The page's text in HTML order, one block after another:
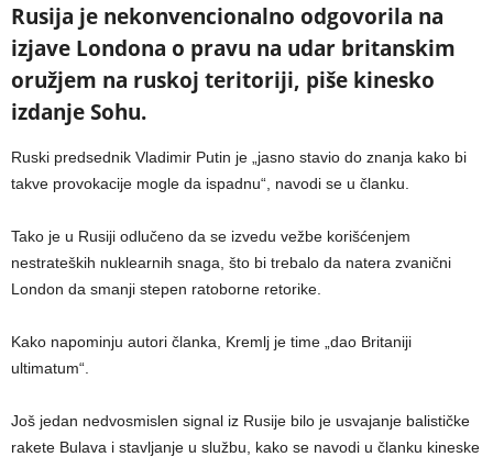
Rusija je nekonvencionalno odgovorila na
izjave Londona o pravu na udar britanskim
oružjem na ruskoj teritoriji, piše kinesko
izdanje Sohu.
Ruski predsednik Vladimir Putin je „jasno stavio do znanja kako bi
takve provokacije mogle da ispadnu“, navodi se u članku.
Tako je u Rusiji odlučeno da se izvedu vežbe korišćenjem
nestrateških nuklearnih snaga, što bi trebalo da natera zvanični
London da smanji stepen ratoborne retorike.
Kako napominju autori članka, Kremlj je time „dao Britaniji
ultimatum“.
Još jedan nedvosmislen signal iz Rusije bilo je usvajanje balističke
rakete Bulava i stavljanje u službu, kako se navodi u članku kineske